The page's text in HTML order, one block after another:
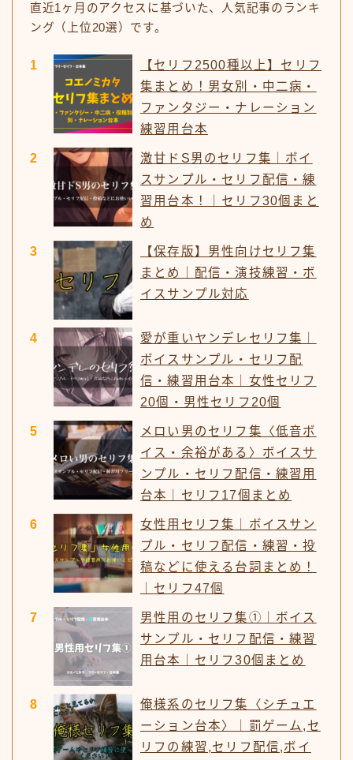
滑舌練習
運営note
セリフ利用規約
今見られている人気記事
直近1ヶ月のアクセスに基づいた、人気記事のランキ
ング（上位20選）です。
【セリフ2500種以上】セリフ
集まとめ！男女別・中二病・
ファンタジー・ナレーション
練習用台本
激甘ドS男のセリフ集｜ボイ
スサンプル・セリフ配信・練
習用台本！｜セリフ30個まと
め
【保存版】男性向けセリフ集
まとめ｜配信・演技練習・ボ
イスサンプル対応
愛が重いヤンデレセリフ集｜
ボイスサンプル・セリフ配
信・練習用台本｜女性セリフ
20個・男性セリフ20個
メロい男のセリフ集〈低音ボ
イス・余裕がある〉ボイスサ
ンプル・セリフ配信・練習用
台本｜セリフ17個まとめ
女性用セリフ集｜ボイスサン
プル・セリフ配信・練習・投
稿などに使える台詞まとめ！
｜セリフ47個
男性用のセリフ集①｜ボイス
サンプル・セリフ配信・練習
用台本｜セリフ30個まとめ
俺様系のセリフ集〈シチュエ
ーション台本〉｜罰ゲーム,セ
リフの練習,セリフ配信,ボイ